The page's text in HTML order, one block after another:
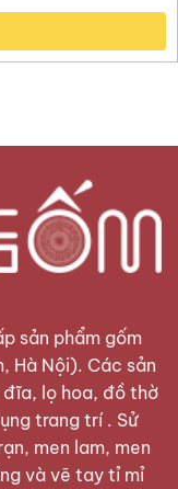
sản phẩm gốm
Hà Nội). Các sản
đĩa, lọ hoa, đồ thờ
trang trí . Sử
men lam, men
và vẽ tay tỉ mỉ